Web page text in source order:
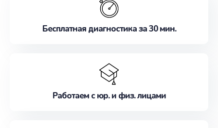
Бесплатная диагностика за 30 мин.
Работаем с юр. и физ. лицами